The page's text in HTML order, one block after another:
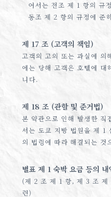
어서는 전조 제 1 항의 규
동조 제 2 항의 규정에 준
제 17 조 (고객의 책임)
고객의 고의 또는 과실에 의
에는 당해 고객은 호텔에 대
니다.
제 18 조 (관할 및 준거법)
본 약관으로 인해 발생한 직
서는 도쿄 지방 법원을 제 1
의 법령에 따라 해결되는 것
별표 제 1 숙박 요금 등의 내
(제 2 조 제 1 항, 제 3 조
련)